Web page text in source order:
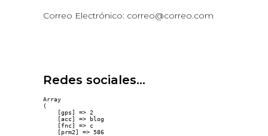
Correo Electrónico: correo@correo.com
Redes sociales...
Array
(
    [gps] => 2
    [acc] => blog
    [fnc] => c
    [prm2] => 586